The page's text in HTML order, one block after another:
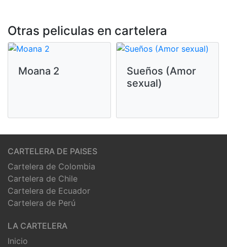
Otras peliculas en cartelera
Moana 2
Sueños (Amor
sexual)
CARTELERA DE PAISES
Cartelera de Colombia
Cartelera de Chile
Cartelera de Ecuador
Cartelera de Perú
LA CARTELERA
Inicio